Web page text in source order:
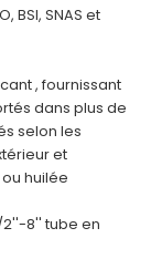
BSI, SNAS et
, fournissant
dans plus de
selonles
et
huilée
2''-8'' tube en